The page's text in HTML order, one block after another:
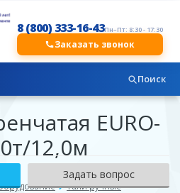
8 (800) 333-16-43Пн–Пт: 8:30 - 17:30
Заказать звонок
Поиск
EURO-
12,0м
Тали ручные
Задать вопрос